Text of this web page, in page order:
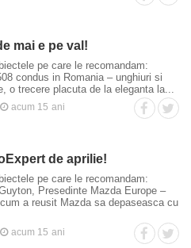
mai e pe val!
pe care le recomandam:
condus in Romania – unghiuri si
o trecere placuta de la eleganta la...
acum 15 ani
de aprilie!
pe care le recomandam:
Presedinte Mazda Europe –
a reusit Mazda sa depaseasca cu
acum 15 ani